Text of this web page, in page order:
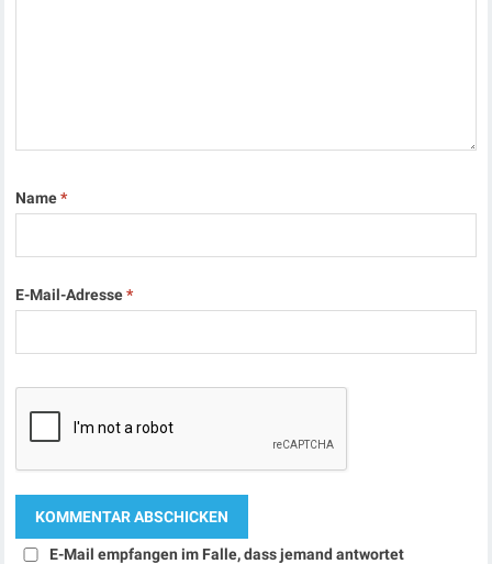
Name*
E-Mail-Adresse*
E-Mail empfangen im Falle, dass jemand antwortet